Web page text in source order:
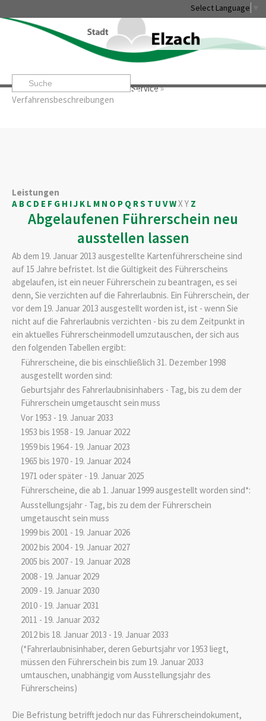
Select Language
Startseite» »Service»
Verfahrensbeschreibungen
Leben & Erleben Rathaus & Service
Leistungen
A B C D E F G H IJ K L M N O P Q RS T U VWXY Z
Abgelaufenen Führerschein neu
ausstellen lassen
Ab dem 19. Januar 2013 ausgestellte Kartenführerscheine sind
auf 15 Jahre befristet. Ist die Gültigkeit des Führerscheins
abgelaufen, ist ein neuer Führerschein zu beantragen, es sei
denn, Sie verzichten auf die Fahrerlaubnis. Ein Führerschein, der
vor dem 19. Januar 2013 ausgestellt worden ist, ist - wenn Sie
nicht auf die Fahrerlaubnis verzichten - bis zu dem Zeitpunkt in
ein aktuelles Führerscheinmodell umzutauschen, der sich aus
den folgenden Tabellen ergibt:
Führerscheine, die bis einschließlich 31. Dezember 1998
ausgestellt worden sind:
Geburtsjahr des Fahrerlaubnisinhabers - Tag, bis zu dem der
Führerschein umgetauscht sein muss
Vor 1953 - 19. Januar 2033
1953 bis 1958 - 19. Januar 2022
1959 bis 1964 - 19. Januar 2023
1965 bis 1970 - 19. Januar 2024
1971 oder später - 19. Januar 2025
Führerscheine, die ab 1. Januar 1999 ausgestellt worden sind*:
Ausstellungsjahr - Tag, bis zu dem der Führerschein
umgetauscht sein muss
1999 bis 2001 - 19. Januar 2026
2002 bis 2004 - 19. Januar 2027
2005 bis 2007 - 19. Januar 2028
2008 - 19. Januar 2029
2009 - 19. Januar 2030
2010 - 19. Januar 2031
2011 - 19. Januar 2032
2012 bis 18. Januar 2013 - 19. Januar 2033
(*Fahrerlaubnisinhaber, deren Geburtsjahr vor 1953 liegt,
müssen den Führerschein bis zum 19. Januar 2033
umtauschen, unabhängig vom Ausstellungsjahr des
Führerscheins)
Die Befristung betrifft jedoch nur das Führerscheindokument,